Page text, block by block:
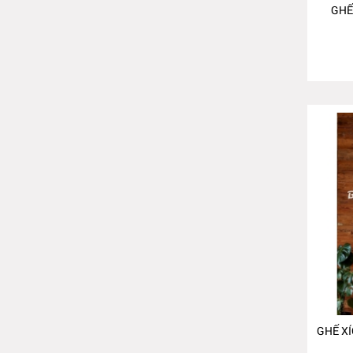
GHẾ